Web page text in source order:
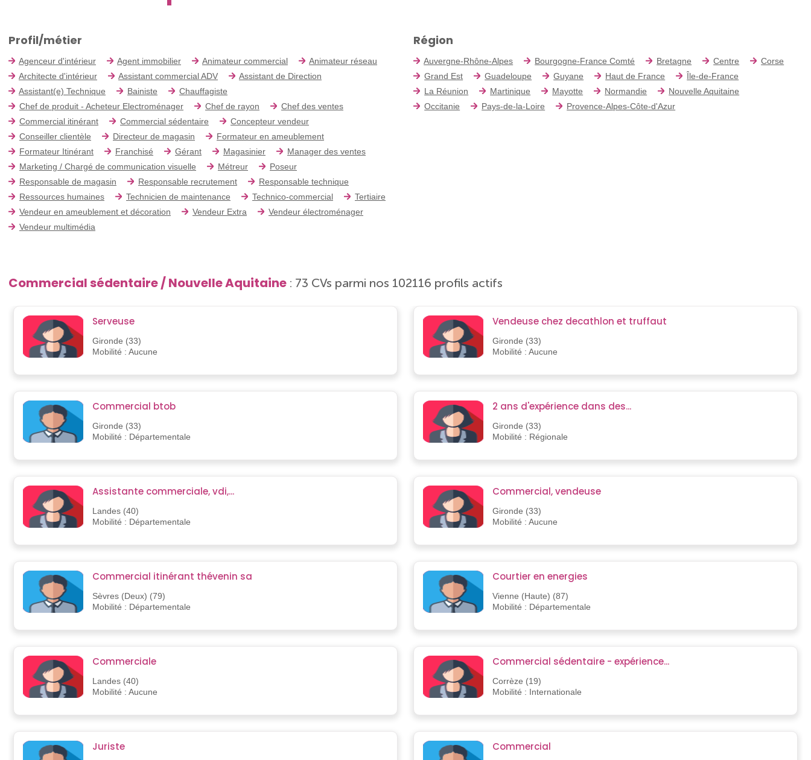
Profil/métier
Agenceur d'intérieur Agent immobilier Animateur commercial
Animateur réseau
Architecte d'intérieur
Assistant commercial ADV
Assistant de Direction
Assistant(e) Technique
Bainiste
Chauffagiste
Chef de produit - Acheteur Electroménager
Chef de rayon
Chef des ventes
Commercial itinérant
Commercial sédentaire
Concepteur vendeur
Conseiller clientèle
Directeur de magasin
Formateur en ameublement
Formateur Itinérant
Franchisé Gérant Magasinier
Manager des ventes
Marketing / Chargé de communication visuelle
Métreur
Poseur
Responsable de magasin
Responsable recrutement
Responsable technique
Ressources humaines
Technicien de maintenance Technico-commercial
Tertiaire
Vendeur en ameublement et décoration
Vendeur Extra
Vendeur électroménager
Vendeur multimédia
Région
Auvergne-Rhône-Alpes Bourgogne-France Comté Bretagne Centre
Corse
Grand Est
Guadeloupe Guyane Haut de France
Île-de-France
La Réunion
Martinique Mayotte Normandie
Nouvelle Aquitaine
Occitanie
Pays-de-la-Loire Provence-Alpes-Côte-d'Azur
Commercial sédentaire / Nouvelle Aquitaine : 73 CVs parmi nos 102116 profils actifs
Serveuse
Gironde (33)
Mobilité : Aucune
Vendeuse chez decathlon et truffaut
Gironde (33)
Mobilité : Aucune
Commercial btob
Gironde (33)
Mobilité : Départementale
2 ans d'expérience dans des...
Gironde (33)
Mobilité : Régionale
Assistante commerciale, vdi,...
Landes (40)
Mobilité : Départementale
Commercial, vendeuse
Gironde (33)
Mobilité : Aucune
Commercial itinérant thévenin sa
Sèvres (Deux) (79)
Mobilité : Départementale
Courtier en energies
Vienne (Haute) (87)
Mobilité : Départementale
Commerciale
Landes (40)
Mobilité : Aucune
Commercial sédentaire - expérience...
Corrèze (19)
Mobilité : Internationale
Juriste Commercial